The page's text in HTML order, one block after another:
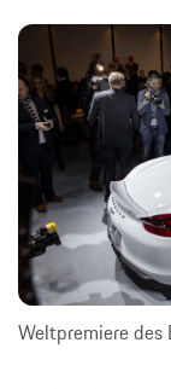
Weltpremiere des